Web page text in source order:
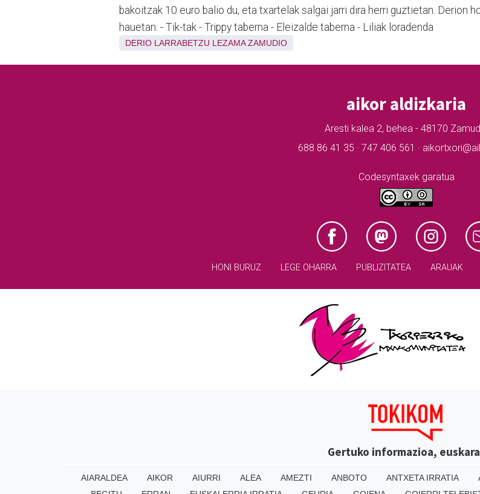
bakoitzak 10 euro balio du, eta txartelak salgai jarri dira herri guztietan. Derion
hauetan: - Tik-tak - Trippy taberna - Eleizalde taberna - Liliak loradenda
DERIO LARRABETZU LEZAMA ZAMUDIO
aikor aldizkaria
Aresti kalea 2, behea - 48170
688 86 41 35 · 747 406 561 ·
Codesyntaxek garatua
HONI BURUZ LEGE OHARRA PUBLIZITATEA ARAUAK
Gertuko informazioa,
AIARALDEA AIKOR AIURRI ALEA AMEZTI ANBOTO ANTXETA IRRATIA